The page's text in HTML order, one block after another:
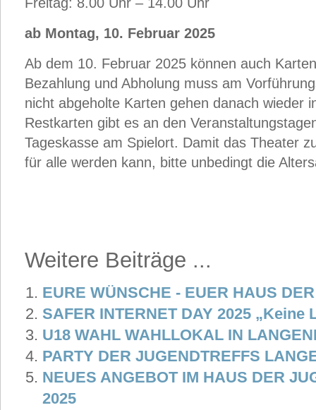
ab Montag, 10. Februar 2025
Ab dem 10. Februar 2025 können auch
Bezahlung und Abholung muss am
nicht abgeholte Karten gehen danach wieder
Restkarten gibt es an den
Tageskasse am Spielort. Damit das Theater
für alle werden kann, bitte unbedingt die
Weitere Beiträge ...
EURE WÜNSCHE - EUER HAUS
SAFER INTERNET DAY 2025
U18 WAHL WAHLLOKAL IN
PARTY DER JUGENDTREFFS
NEUES ANGEBOT IM HAUS DER
2025